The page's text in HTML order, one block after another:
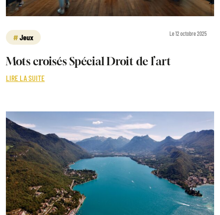
Jeux Le 12 octobre 2025
Mots croisés Spécial Droit de l’art
LIRE LA SUITE